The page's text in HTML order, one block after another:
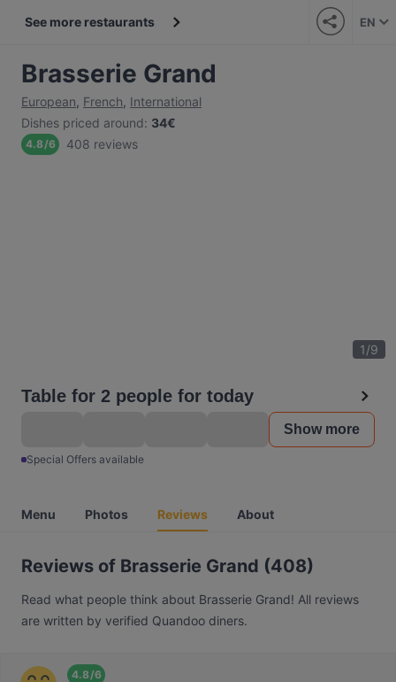
See more restaurants EN
Brasserie Grand
European, French, International
Dishes priced around: 34€
4.8/6 408 reviews
1/9
Table for 2 people for today
Show more
Special Offers available
Menu Photos Reviews About
Reviews of Brasserie Grand (408)
Read what people think about Brasserie Grand! All reviews
are written by verified Quandoo diners.
4.8/6